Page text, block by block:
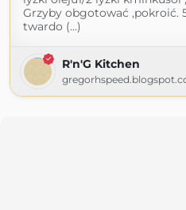
Grzyby obgotować ,pokroić.
twardo (...)
R'n'G Kitchen